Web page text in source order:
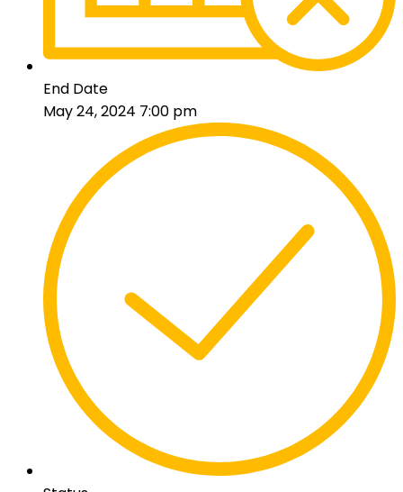
End Date
May 24, 2024 7:00 pm